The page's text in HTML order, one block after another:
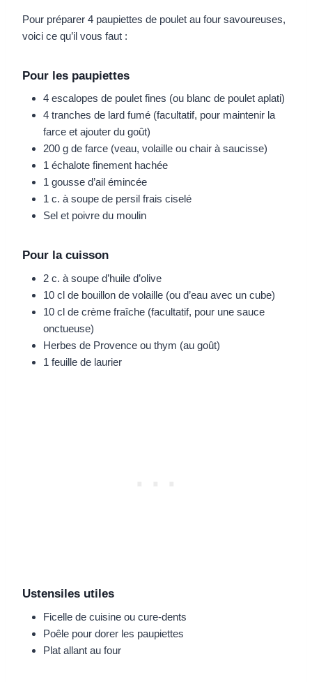
Pour préparer 4 paupiettes de poulet au four savoureuses,
voici ce qu’il vous faut :
Pour les paupiettes
4 escalopes de poulet fines (ou blanc de poulet aplati)
4 tranches de lard fumé (facultatif, pour maintenir la
farce et ajouter du goût)
200 g de farce (veau, volaille ou chair à saucisse)
1 échalote finement hachée
1 gousse d’ail émincée
1 c. à soupe de persil frais ciselé
Sel et poivre du moulin
Pour la cuisson
2 c. à soupe d’huile d’olive
10 cl de bouillon de volaille (ou d’eau avec un cube)
10 cl de crème fraîche (facultatif, pour une sauce
onctueuse)
Herbes de Provence ou thym (au goût)
1 feuille de laurier
Ustensiles utiles
Ficelle de cuisine ou cure-dents
Poêle pour dorer les paupiettes
Plat allant au four